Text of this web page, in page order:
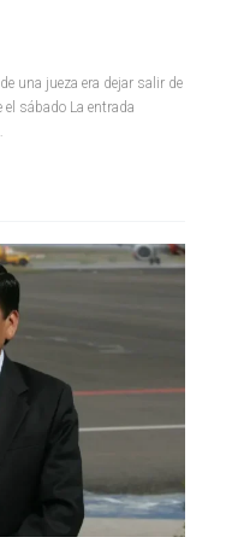
una jueza era dejar salir de
el sábado La entrada